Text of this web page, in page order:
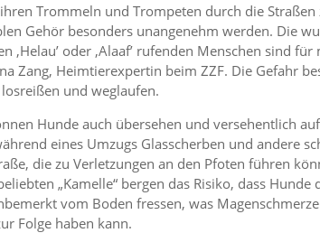
Trommeln und Trompeten durch die
Gehör besonders unangenehm werden. Die
‚Helau’ oder ‚Alaaf’ rufenden Menschen sind
Zang, Heimtierexpertin beim ZZF. Die Gefahr
und weglaufen.
Hunde auch übersehen und versehentlich
eines Umzugs Glasscherben und andere
die zu Verletzungen an den Pfoten führen
„Kamelle“ bergen das Risiko, dass Hunde
vom Boden fressen, was
Folge haben kann.